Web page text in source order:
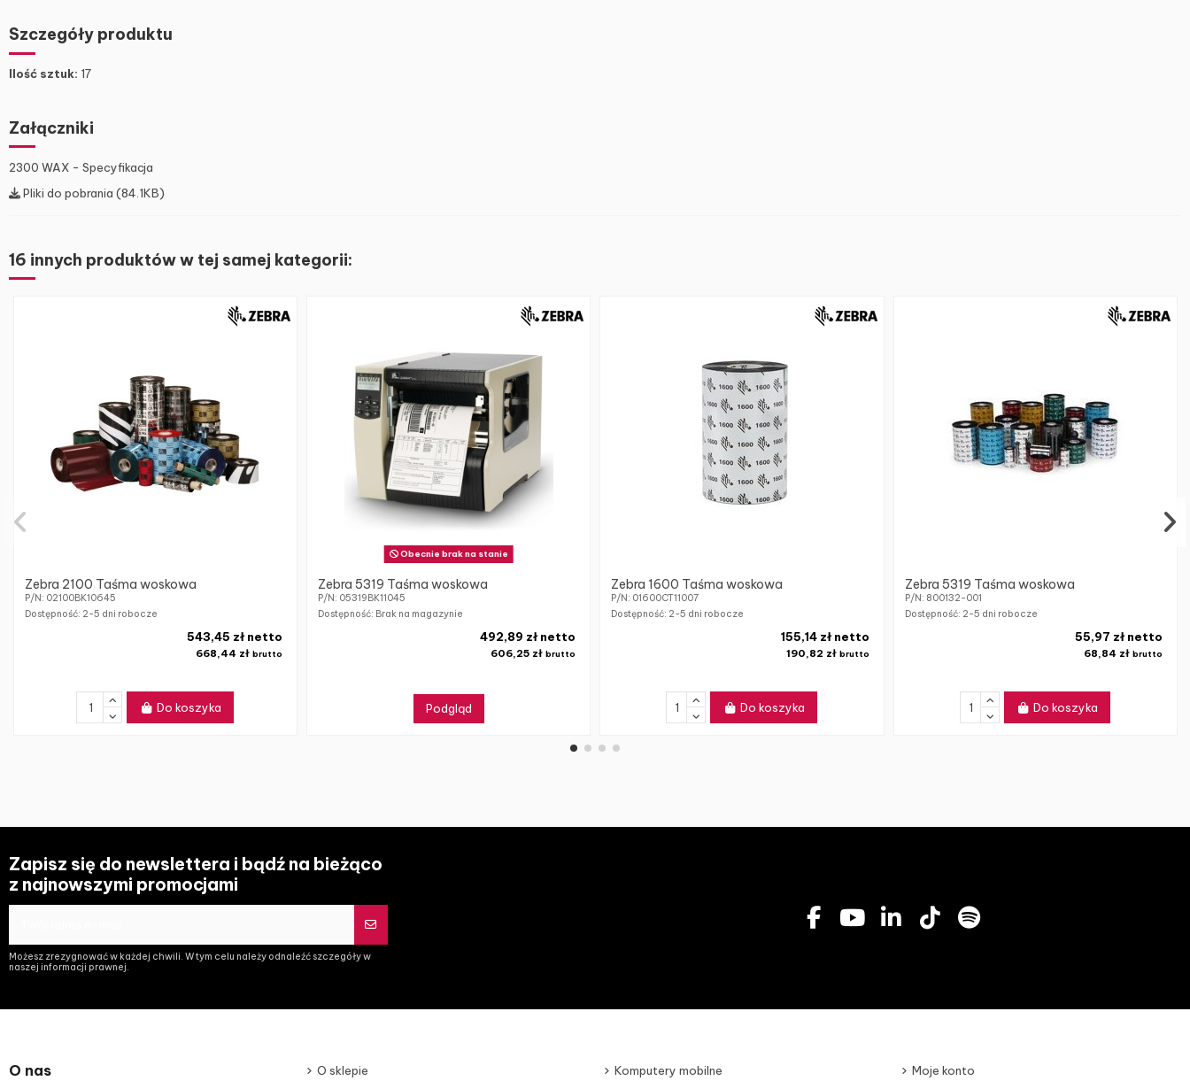
Szczegóły produktu
Ilość sztuk: 17
Załączniki
2300 WAX - Specyfikacja
Pliki do pobrania (84.1KB)
16 innych produktów w tej samej kategorii:
Zebra 2100 Taśma woskowa
P/N: 02100BK10645
Dostępność: 2-5 dni robocze
668,44 złbrutto
543,45 zł netto
Do koszyka
Obecnie brak na stanie
Zebra 5319 Taśma woskowa
P/N: 05319BK11045
Dostępność: Brak na magazynie
606,25 złbrutto
492,89 zł netto
Podgląd
Zebra 1600 Taśma woskowa
P/N: 01600CT11007
Dostępność: 2-5 dni robocze
190,82 zł brutto
155,14 zł netto
Do koszyka
Zebra 5319 Taśma woskowa
P/N: 800132-001
Dostępność: 2-5 dni robocze
68,84 zł brutto
55,97 zł netto
Do koszyka
Zapisz się do newslettera i bądź na bieżąco
z najnowszymi promocjami
Możesz zrezygnować w każdej chwili. W tym celu należy odnaleźć szczegóły w
naszej informacji prawnej.
O nas O sklepie Komputery mobilne Moje konto